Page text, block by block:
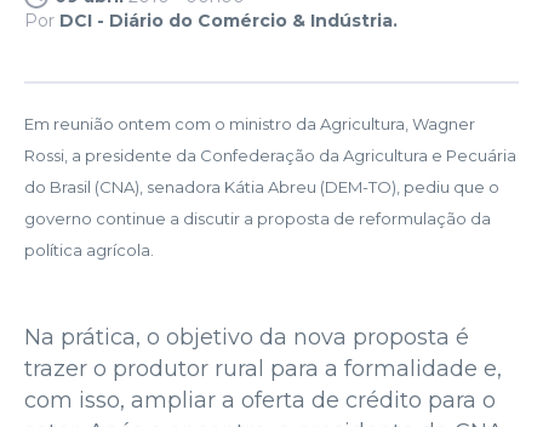
Por DCI - Diário do Comércio & Indústria.
Em reunião ontem com o ministro da Agricultura, Wagner
Rossi, a presidente da Confederação da Agricultura e Pecuária
do Brasil (CNA), senadora Kátia Abreu (DEM-TO), pediu que o
governo continue a discutir a proposta de reformulação da
política agrícola.
Na prática, o objetivo da nova proposta é
trazer o produtor rural para a formalidade e,
com isso, ampliar a oferta de crédito para o